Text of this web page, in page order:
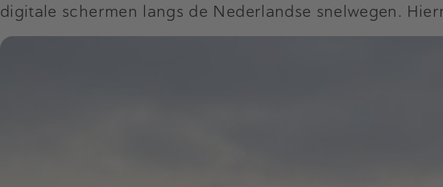
digitale schermen langs de Nederlandse snelwegen.